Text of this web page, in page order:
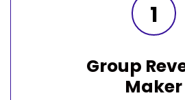
1
Group
Maker